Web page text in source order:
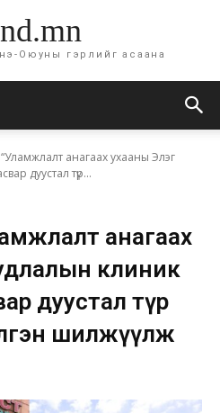
Оюуны гэрлийг асаана
анагаах ухааны Элэг
дуустал түр...
анагаах
клиник
дуустал түр
шилжүүлж